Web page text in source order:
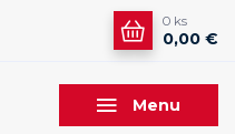
Menu
0 ks
0,00 €